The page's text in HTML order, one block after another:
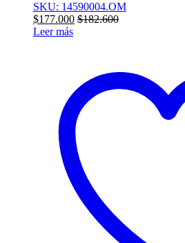
SKU: 14590004.OM
$177.000 $182.600
Leer más